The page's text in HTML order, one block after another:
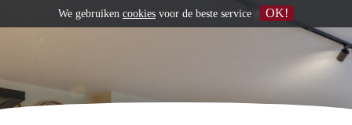
We gebruiken cookies voor de beste service OK!